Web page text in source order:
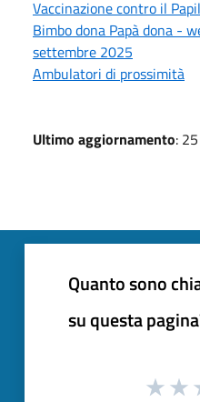
Vaccinazione contro il
Bimbo dona Papà dona -
settembre 2025
Ambulatori di prossimità
Ultimo aggiornamento:
Quanto sono
su questa